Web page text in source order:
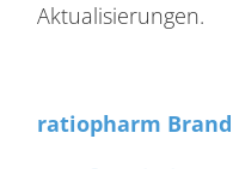
Aktualisierungen.
ratiopharm